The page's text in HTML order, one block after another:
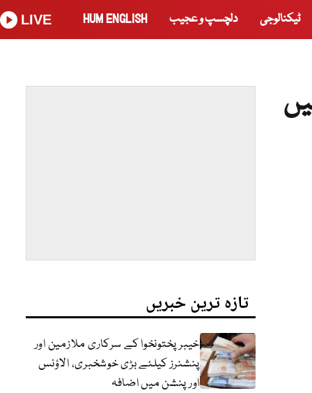
ٹیکنالوجی دلچسپ و عجیب HUM ENGLISH
LIVE
تازہ ترین خبریں
خیبرپختونخوا کے سرکاری ملازمین اور
پنشنرز کیلئے بڑی خوشخبری، الاؤنس
اور پنشن میں اضافہ